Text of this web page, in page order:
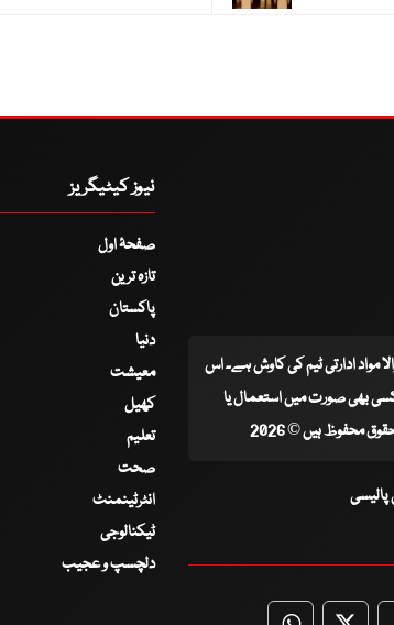
مواد ادارتی ٹیم کی کاوش ہے۔ اس
بھی صورت میں استعمال یا
محفوظ ہیں © 2026
پالیسی
نیوز کیٹیگریز
صفحۂ اول
تازہ ترین
پاکستان
دنیا
معیشت
کھیل
تعلیم
صحت
انٹرٹینمنٹ
ٹیکنالوجی
دلچسپ و عجیب